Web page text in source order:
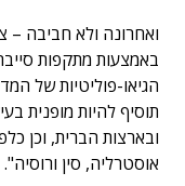
ואחרונה ולא חביבה –
באמצעות מתקפות
הגיאו-פוליטיות של
תוסיף להיות מופנית
ובארצות הברית, וכן
אוסטרליה, סין ורוסיה".